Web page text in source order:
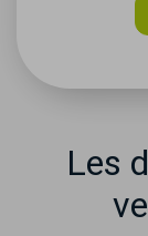
Les